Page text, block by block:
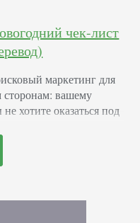
чек-лист
маркетинг для
сторонам: вашему
хотите оказаться под
Он поможет вам
и сделает